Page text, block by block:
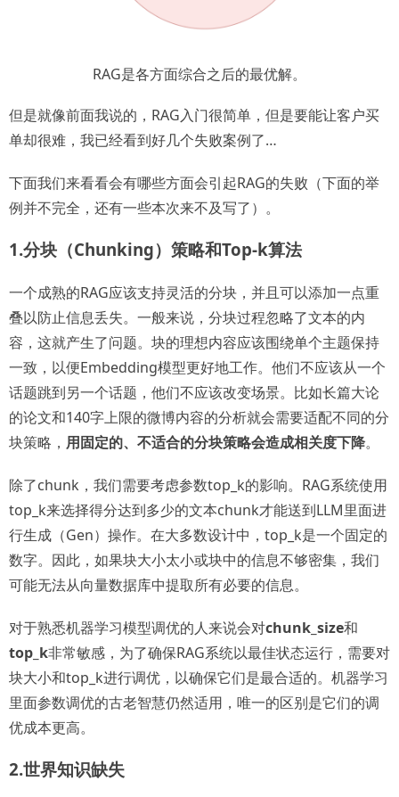
RAG是各方面综合之后的最优解。
但是就像前面我说的，RAG入门很简单，但是要能让客户买
单却很难，我已经看到好几个失败案例了…
下面我们来看看会有哪些方面会引起RAG的失败（下面的举
例并不完全，还有一些本次来不及写了）。
1.分块（Chunking）策略和Top-k算法
一个成熟的RAG应该支持灵活的分块，并且可以添加一点重
叠以防止信息丢失。一般来说，分块过程忽略了文本的内
容，这就产生了问题。块的理想内容应该围绕单个主题保持
一致，以便Embedding模型更好地工作。他们不应该从一个
话题跳到另一个话题，他们不应该改变场景。比如长篇大论
的论文和140字上限的微博内容的分析就会需要适配不同的分
块策略， 用固定的、不适合的分块策略会造成相关度下降。
除了chunk，我们需要考虑参数top_k的影响。RAG系统使用
top_k来选择得分达到多少的文本chunk才能送到LLM里面进
行生成（Gen）操作。在大多数设计中，top_k是一个固定的
数字。因此，如果块大小太小或块中的信息不够密集，我们
可能无法从向量数据库中提取所有必要的信息。
对于熟悉机器学习模型调优的人来说会对chunk_size和
top_k非常敏感，为了确保RAG系统以最佳状态运行，需要对
块大小和top_k进行调优，以确保它们是最合适的。机器学习
里面参数调优的古老智慧仍然适用，唯一的区别是它们的调
优成本更高。
2.世界知识缺失